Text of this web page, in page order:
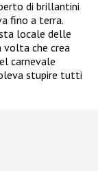
di brillantini
fino a terra.
locale delle
volta che crea
carnevale
stupire tutti